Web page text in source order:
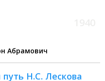
Абрамович
путь Н.С. Лескова